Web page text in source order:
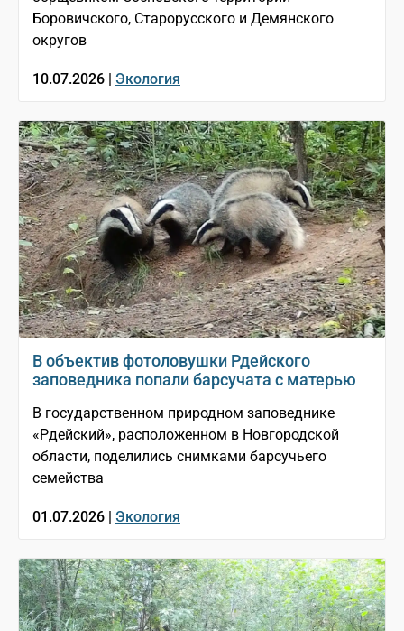
Боровичского, Старорусского и Демянского
округов
10.07.2026 | Экология
В объектив фотоловушки Рдейского
заповедника попали барсучата с матерью
В государственном природном заповеднике
«Рдейский», расположенном в Новгородской
области, поделились снимками барсучьего
семейства
01.07.2026 | Экология